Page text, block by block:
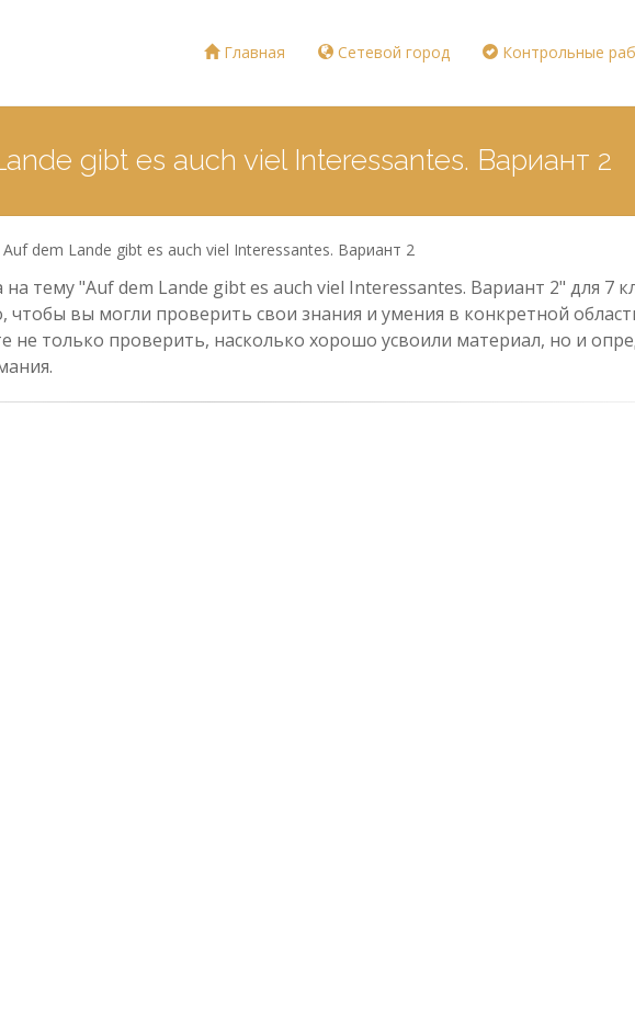
Главная Сетевой город Контрольные
gibt es auch viel Interessantes. Вариант 2
Auf dem Lande gibt es auch viel Interessantes. Вариант 2
тему "Auf dem Lande gibt es auch viel Interessantes. Вариант 2" для 7
вы могли проверить свои знания и умения в конкретной
только проверить, насколько хорошо усвоили материал, но и